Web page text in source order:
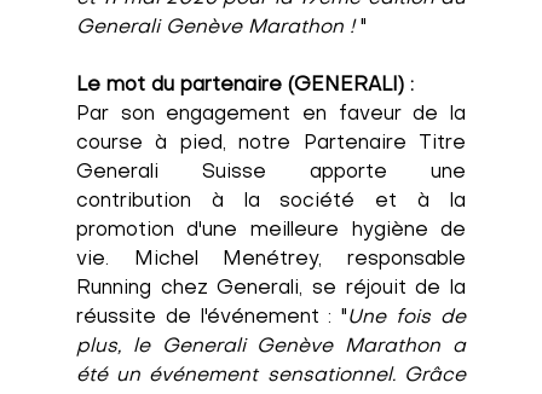
Generali Genève Marathon ! "
Le mot du partenaire (GENERALI) :
Par son engagement en faveur de la
course à pied, notre Partenaire Titre
Generali Suisse apporte une
contribution à la société et à la
promotion d'une meilleure hygiène de
vie. Michel Menétrey, responsable
Running chez Generali, se réjouit de la
réussite de l'événement : "Une fois de
plus, le Generali Genève Marathon a
été un événement sensationnel. Grâce